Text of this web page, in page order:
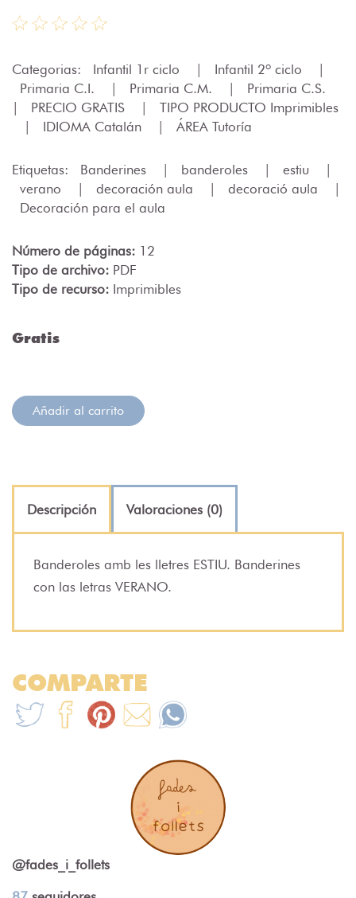
Categorias: Infantil 1r ciclo | Infantil 2º ciclo
|
Primaria C.I.
| Primaria C.M. |
Primaria C.S.
|
PRECIO GRATIS |
TIPO PRODUCTO Imprimibles
|
IDIOMA Catalán | ÁREA Tutoría
Etiquetas: Banderines | banderoles | estiu
|
verano
| decoración aula | decoració aula
|
Decoración para el aula
Número de páginas: 12
Tipo de archivo: PDF
Tipo de recurso: Imprimibles
Gratis
Añadir al carrito
Descripción Valoraciones (0)
Banderoles amb les lletres ESTIU. Banderines
con las letras VERANO.
COMPARTE
@fades_i_follets